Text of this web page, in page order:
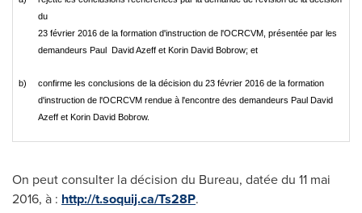
du
23 février 2016 de la formation d'instruction de l'OCRCVM, présentée par les
demandeurs Paul David Azeff et Korin David Bobrow; et
b)
confirme les conclusions de la décision du 23 février 2016 de la formation
d'instruction de l'OCRCVM rendue à l'encontre des demandeurs Paul David
Azeff et Korin David Bobrow.
On peut consulter la décision du Bureau, datée du 11 mai
2016, à : http://t.soquij.ca/Ts28P.